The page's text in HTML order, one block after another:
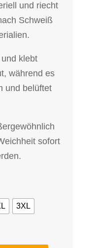
und riecht
Schweiß
klebt
während es
und belüftet
sofort
3XL